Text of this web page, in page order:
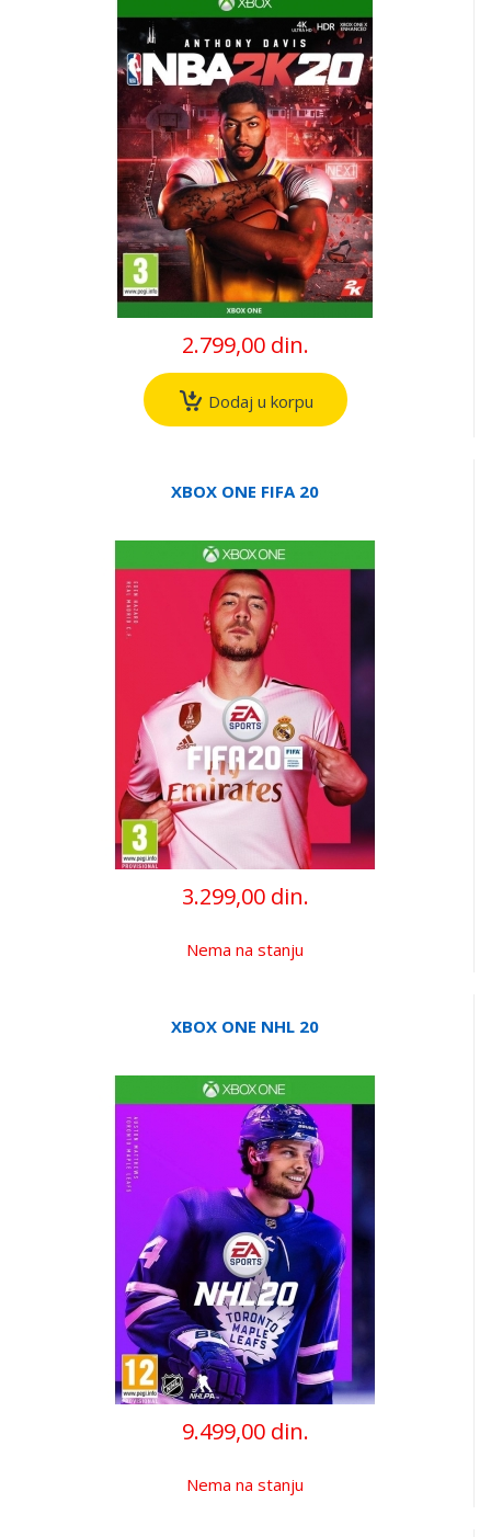
2.799,00 din.
Dodaj u korpu
XBOX ONE FIFA 20
3.299,00 din.
Nema na stanju
XBOX ONE NHL 20
9.499,00 din.
Nema na stanju